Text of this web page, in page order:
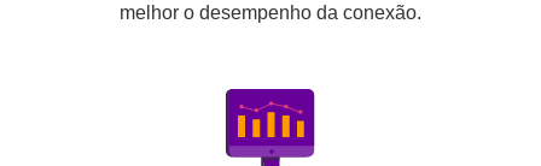
melhor o desempenho da conexão.